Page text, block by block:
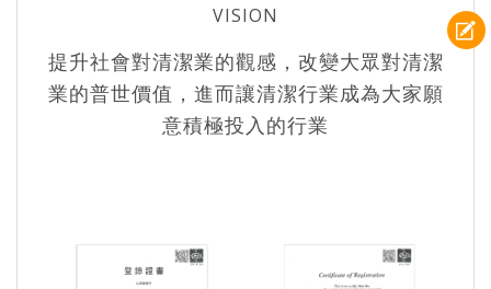
VISION
提升社會對清潔業的觀感，改變大眾對清潔
業的普世價值，進而讓清潔行業成為大家願
意積極投入的行業